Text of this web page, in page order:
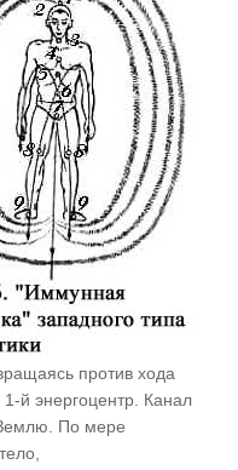
людьми?
проведения
против хода
й энергоцентр. Канал
Землю. По мере